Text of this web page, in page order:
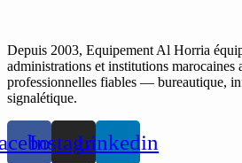
Depuis 2003, Equipement Al Horria
administrations et institutions marocaines
professionnelles fiables — bureautique,
signalétique.
InstagramLinkedin